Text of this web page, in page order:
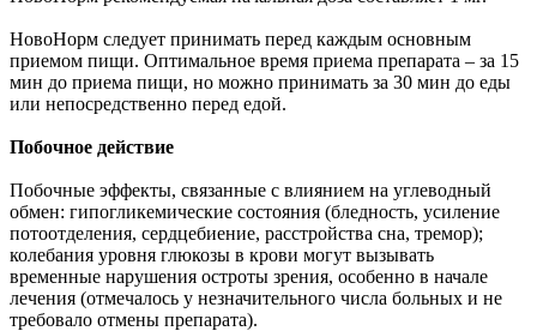
НовоНорм следует принимать перед каждым основным
приемом пищи. Оптимальное время приема препарата – за 15
мин до приема пищи, но можно принимать за 30 мин до еды
или непосредственно перед едой.
Побочное действие
Побочные эффекты, связанные с влиянием на углеводный
обмен: гипогликемические состояния (бледность, усиление
потоотделения, сердцебиение, расстройства сна, тремор);
колебания уровня глюкозы в крови могут вызывать
временные нарушения остроты зрения, особенно в начале
лечения (отмечалось у незначительного числа больных и не
требовало отмены препарата).